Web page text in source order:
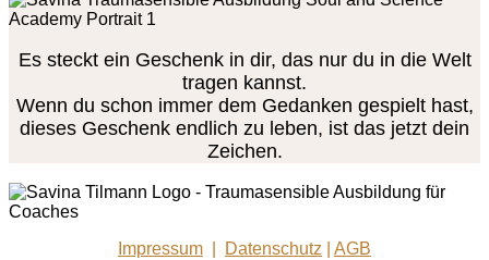
Es steckt ein Geschenk in dir, das nur du in die Welt
tragen kannst.
Wenn du schon immer dem Gedanken gespielt hast,
dieses Geschenk endlich zu leben, ist das jetzt dein
Zeichen.
Impressum Datenschutz AGB